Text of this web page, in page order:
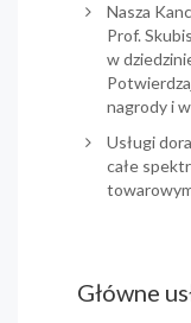
Nasza
Prof.
w
nagrody i
Usługi
całe
Główne